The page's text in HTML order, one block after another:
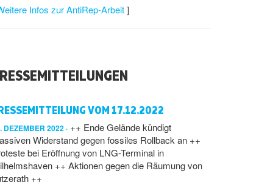
Infos zur AntiRep-Arbeit]
VOM 17.12.2022
DEZEMBER 2022
++ Ende Gelände kündigt
Widerstand gegen fossiles Rollback an ++
bei Eröffnung von LNG-Terminal in
++ Aktionen gegen die Räumung von
++